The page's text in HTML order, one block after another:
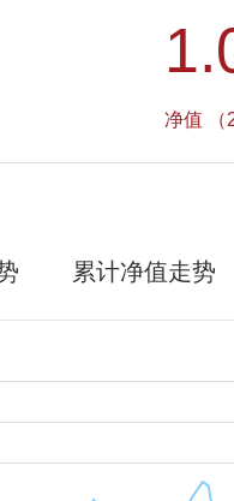
净值 （
累计净值走势